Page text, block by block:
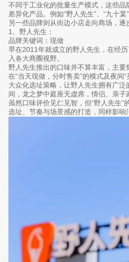
不同于工业化的批量生产模式，这些品
差异化产品。例如“野人先生”、“九十
另一些品牌则从街边小店走向商场，逐
1、野人先生：
品牌关键词：现做
早在2011年就成立的野人先生，在经
入各大商圈视野。
野人先生推出的口味并不算丰富，主
在“当天现做，分时售卖”的模式及夜间
大众化选址策略，让野人先生拥有广
间，龙之梦中庭座无虚席，情侣、亲子
虽然口味评价见仁见智，但“野人先生”
选址、节奏与场景感的打造，同样影响